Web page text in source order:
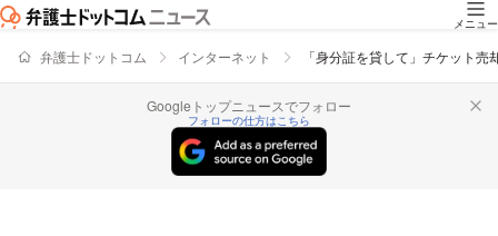
メニュー
弁護士ドットコム インターネット 「身分証を貸して」チケット
Googleトップニュースでフォロー
フォローの仕方はこちら